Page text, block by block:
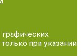
графических
при указании